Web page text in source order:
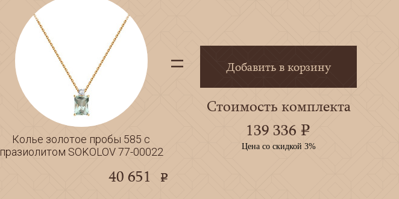
Колье золотое пробы 585 с
празиолитом SOKOLOV 77-00022
40 651 e
Добавить в корзину
Стоимость комплекта
139 336 e
Цена со скидкой 3%